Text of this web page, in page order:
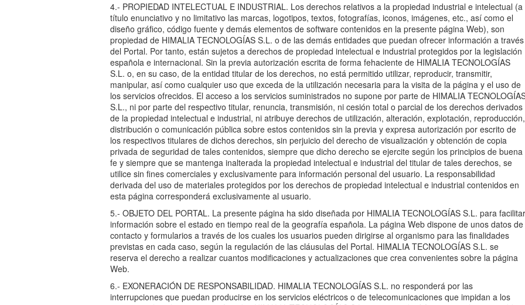
4.- PROPIEDAD INTELECTUAL E INDUSTRIAL. Los derechos relativos a la propiedad industrial e intelectual (a
título enunciativo y no limitativo las marcas, logotipos, textos, fotografías, iconos, imágenes, etc., así como el
diseño gráfico, código fuente y demás elementos de software contenidos en la presente página Web), son
propiedad de HIMALIA TECNOLOGÍAS S.L. o de las demás entidades que puedan ofrecer información a través
del Portal. Por tanto, están sujetos a derechos de propiedad intelectual e industrial protegidos por la legislación
española e internacional. Sin la previa autorización escrita de forma fehaciente de HIMALIA TECNOLOGÍAS
S.L. o, en su caso, de la entidad titular de los derechos, no está permitido utilizar, reproducir, transmitir,
manipular, así como cualquier uso que exceda de la utilización necesaria para la visita de la página y el uso de
los servicios ofrecidos. El acceso a los servicios suministrados no supone por parte de HIMALIA
S.L., ni por parte del respectivo titular, renuncia, transmisión, ni cesión total o parcial de los derechos derivados
de la propiedad intelectual e industrial, ni atribuye derechos de utilización, alteración, explotación, reproducción,
distribución o comunicación pública sobre estos contenidos sin la previa y expresa autorización por escrito de
los respectivos titulares de dichos derechos, sin perjuicio del derecho de visualización y obtención de copia
privada de seguridad de tales contenidos, siempre que dicho derecho se ejercite según los principios de buena
fe y siempre que se mantenga inalterada la propiedad intelectual e industrial del titular de tales derechos, se
utilice sin fines comerciales y exclusivamente para información personal del usuario. La responsabilidad
derivada del uso de materiales protegidos por los derechos de propiedad intelectual e industrial contenidos en
esta página corresponderá exclusivamente al usuario.
5.- OBJETO DEL PORTAL. La presente página ha sido diseñada por HIMALIA TECNOLOGÍAS S.L. para facilitar
información sobre el estado en tiempo real de la geografía española. La página Web dispone de unos datos de
contacto y formularios a través de los cuales los usuarios pueden dirigirse al organismo para las finalidades
previstas en cada caso, según la regulación de las cláusulas del Portal. HIMALIA TECNOLOGÍAS S.L. se
reserva el derecho a realizar cuantos modificaciones y actualizaciones que crea convenientes sobre la página
Web.
6.- EXONERACIÓN DE RESPONSABILIDAD. HIMALIA TECNOLOGÍAS S.L. no responderá por las
interrupciones que puedan producirse en los servicios eléctricos o de telecomunicaciones que impidan a los